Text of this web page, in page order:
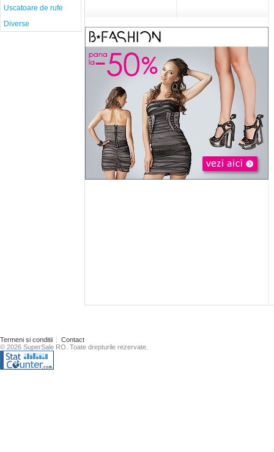
Uscatoare de rufe
Diverse
Termeni si conditii
Contact
© 2026 SuperSale RO. Toate drepturile rezervate.